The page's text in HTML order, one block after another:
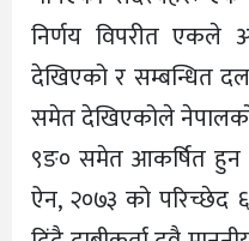
निर्णय विपरीत एकले
देखिएको र सम्बन्धित
समेत देखिएकोले
९ङ० समेत आकर्षित हुन
ऐन, २०७३ को परिच्छेद